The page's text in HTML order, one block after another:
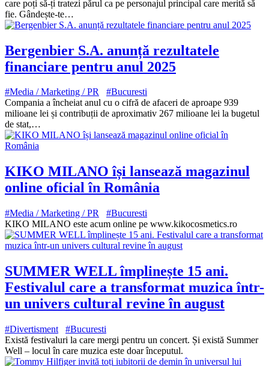
care poți să-ți tratezi părul ca pe personajul principal care merită să
fie. Gândește-te…
Bergenbier S.A. anunță rezultatele
financiare pentru anul 2025
#Media / Marketing / PR
#Bucuresti
Compania a încheiat anul cu o cifră de afaceri de aproape 939
milioane lei și contribuții de aproximativ 267 milioane lei la bugetul
de stat,…
KIKO MILANO își lansează magazinul
online oficial în România
#Media / Marketing / PR
#Bucuresti
KIKO MILANO este acum online pe www.kikocosmetics.ro
SUMMER WELL împlinește 15 ani.
Festivalul care a transformat muzica într-
un univers cultural revine în august
#Divertisment
#Bucuresti
Există festivaluri la care mergi pentru un concert. Și există Summer
Well – locul în care muzica este doar începutul.